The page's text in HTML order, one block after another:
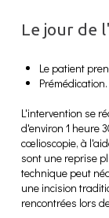
Le jour de
Le patient
Prémédication.
L'intervention se
d'environ 1 heure
cœlioscopie, à
sont une reprise
technique peut
une incision
rencontrées lors